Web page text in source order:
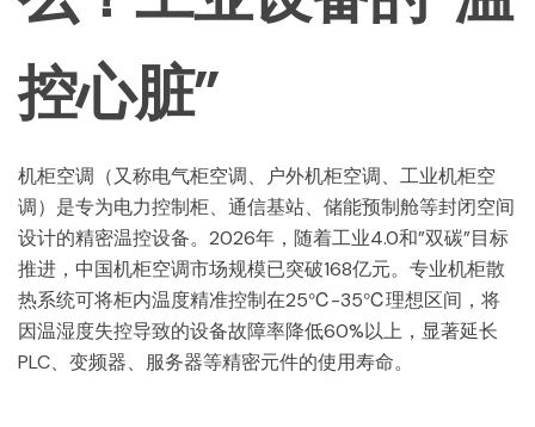
控心脏”
机柜空调（又称电气柜空调、户外机柜空调、工业机柜空
调）是专为电力控制柜、通信基站、储能预制舱等封闭空间
设计的精密温控设备。2026年，随着工业4.0和”双碳”目标
推进，中国机柜空调市场规模已突破168亿元。专业机柜散
热系统可将柜内温度精准控制在25℃-35℃理想区间，将
因温湿度失控导致的设备故障率降低60%以上，显著延长
PLC、变频器、服务器等精密元件的使用寿命。